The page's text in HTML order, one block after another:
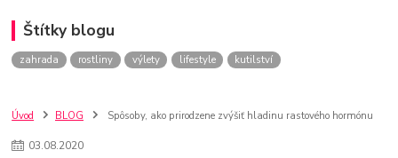
Štítky blogu
zahrada rostliny výlety lifestyle kutilství
Úvod BLOG Spôsoby, ako prirodzene zvýšiť hladinu rastového hormónu
03.08.2020